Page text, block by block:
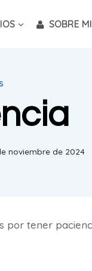
SOBRE MI
noviembre de 2024
por tener